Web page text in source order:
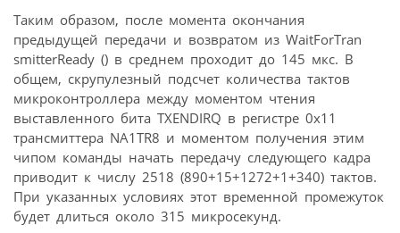
Таким образом, после момента окончания
предыдущей передачи и возвратом из WaitForTran
smitterReady () в среднем проходит до 145 мкс. В
общем, скрупулезный подсчет количества тактов
микроконтроллера между моментом чтения
выставленного бита TXENDIRQ в регистре 0x11
трансмиттера NA1TR8 и моментом получения этим
чипом команды начать передачу следующего кадра
приводит к числу 2518 (890+15+1272+1+340) тактов.
При указанных условиях этот временной промежуток
будет длиться около 315 микросекунд.